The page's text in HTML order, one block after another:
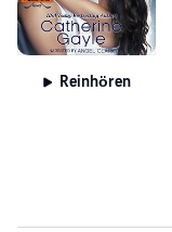
Reinhören